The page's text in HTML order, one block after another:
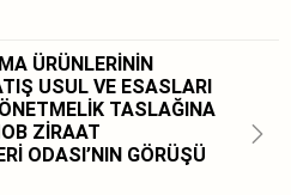
ÜRÜNLERİNİN
USUL VE ESASLARI
TASLAĞINA
ZİRAAT
ODASI’NIN GÖRÜŞÜ